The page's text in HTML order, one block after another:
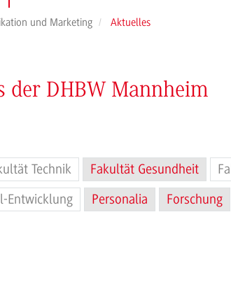
und Marketing Aktuelles
der DHBW Mannheim
Technik Fakultät Gesundheit
Entwicklung Personalia Forschung